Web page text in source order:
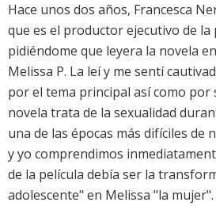
Hace unos dos años, Francesca
que es el productor ejecutivo de la
pidiéndome que leyera la novela
Melissa P. La leí y me sentí
por el tema principal así como por
novela trata de la sexualidad
una de las épocas más difíciles de
y yo comprendimos
de la película debía ser la
adolescente" en Melissa "la